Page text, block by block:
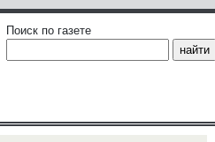
Поиск по газете